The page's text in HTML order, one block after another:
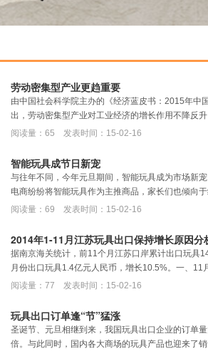
劳动密集型产业更趋重要
由中国社会科学院主办的《经济蓝皮书：2015年中
出，劳动密集型产业对工业经济的增长作用不降反
阅读量：65 发表时间：15-02-16
智能玩具成节日新宠
与往年不同，今年元旦期间，智能玩具成为市场新
电商纷纷将智能玩具作为主推商品，家长们也倾向
阅读量：69 发表时间：15-02-16
2014年1-11月江苏玩具出口保持增长原因分
据南京海关统计，前11个月江苏口岸累计出口玩具
月份出口玩具1.4亿元人民币，增长10.5%。一、11
阅读量：77 发表时间：15-02-16
玩具出口订单逢“节”猛涨
圣诞节、元旦相继到来，我国玩具出口企业的订单
倍。与此同时，国内各大商场的玩具产品也迎来